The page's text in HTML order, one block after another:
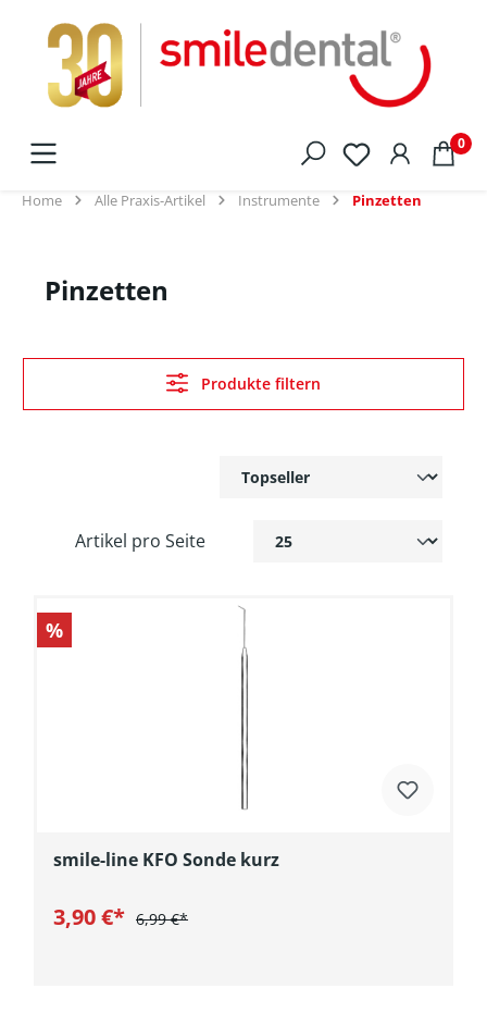
springen
0
Home Alle Praxis-Artikel Instrumente Pinzetten
Pinzetten
Produkte filtern
Artikel pro Seite
%
smile-line KFO Sonde kurz
3,90 €* 6,99 €*